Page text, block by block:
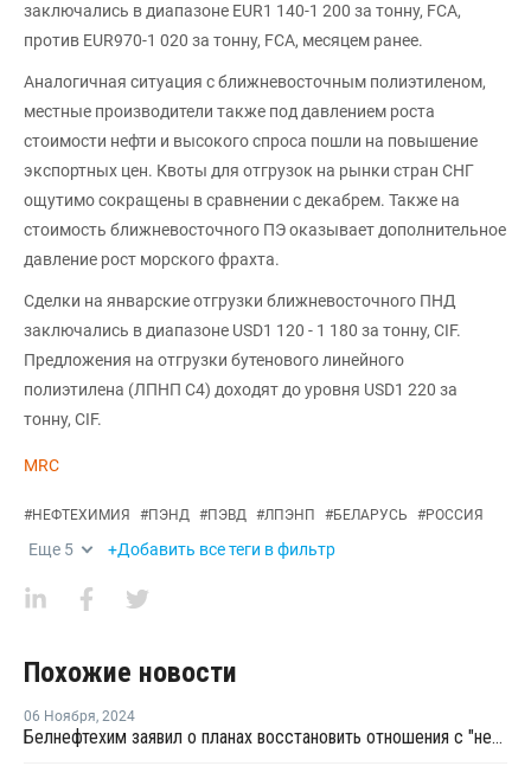
заключались в диапазоне EUR1 140-1 200 за тонну, FCA,
против EUR970-1 020 за тонну, FCA, месяцем ранее.
Аналогичная ситуация с ближневосточным полиэтиленом,
местные производители также под давлением роста
стоимости нефти и высокого спроса пошли на повышение
экспортных цен. Квоты для отгрузок на рынки стран СНГ
ощутимо сокращены в сравнении с декабрем. Также на
стоимость ближневосточного ПЭ оказывает дополнительное
давление рост морского фрахта.
Сделки на январские отгрузки ближневосточного ПНД
заключались в диапазоне USD1 120 - 1 180 за тонну, CIF.
Предложения на отгрузки бутенового линейного
полиэтилена (ЛПНП С4) доходят до уровня USD1 220 за
тонну, CIF.
MRC
#НЕФТЕХИМИЯ #ПЭНД #ПЭВД #ЛПЭНП #БЕЛАРУСЬ #РОССИЯ
Еще 5 +Добавить все теги в фильтр
Похожие новости
06 Ноября, 2024
Белнефтехим заявил о планах восстановить отношения с "недружественными странами”